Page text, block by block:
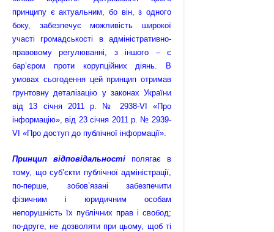
принципу є актуальним, бо він, з одного
боку, забезпечує можливість широкої
участі громадськості в адміністративно-
правовому регулюванні, з іншого – є
бар’єром проти корупційних діянь. В
умовах сьогодення цей принцип отримав
ґрунтовну деталізацію у законах України
від 13 січня 2011 р. № 2938-VІ «Про
інформацію», від 23 січня 2011 р. № 2939-
VI «Про доступ до публічної інформації».
Принцип відповідальності полягає в
тому, що суб’єкти публічної адміністрації,
по-перше, зобов’язані забезпечити
фізичним і юридичним особам
непорушність їх публічних прав і свобод;
по-друге, не дозволяти при цьому, щоб ті